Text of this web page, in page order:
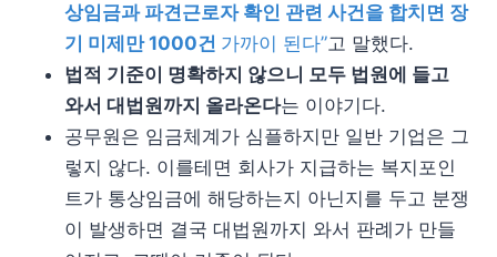
상임금과 파견근로자 확인 관련 사건을 합치면 장
기 미제만 1000건 가까이 된다”고 말했다.
법적 기준이 명확하지 않으니 모두 법원에 들고
와서 대법원까지 올라온다는 이야기다.
공무원은 임금체계가 심플하지만 일반 기업은 그
렇지 않다. 이를테면 회사가 지급하는 복지포인
트가 통상임금에 해당하는지 아닌지를 두고 분쟁
이 발생하면 결국 대법원까지 와서 판례가 만들